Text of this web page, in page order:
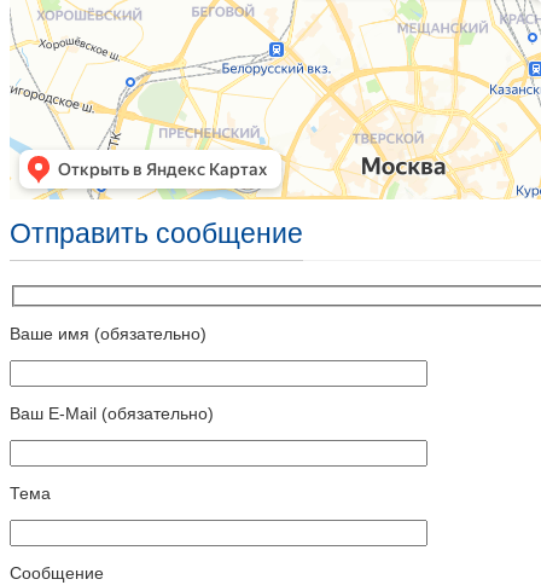
Отправить сообщение
Ваше имя (обязательно)
Ваш E-Mail (обязательно)
Тема
Сообщение